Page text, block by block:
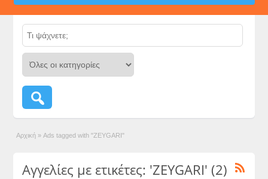
Αρχική » Ads tagged with "ZEYGARI"
Αγγελίες με ετικέτες: 'ZEYGARI' (2)